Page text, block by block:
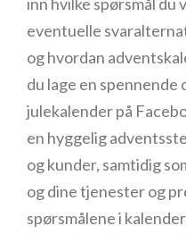
eventuelle
og hvordan
du lage en spennende
julekalender på
en hyggelig
og kunder, samtidig
og dine tjenester og
spørsmålene i